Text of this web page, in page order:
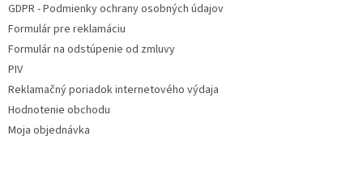
GDPR - Podmienky ochrany osobných údajov
Formulár pre reklamáciu
Formulár na odstúpenie od zmluvy
PIV
Reklamačný poriadok internetového výdaja
Hodnotenie obchodu
Moja objednávka